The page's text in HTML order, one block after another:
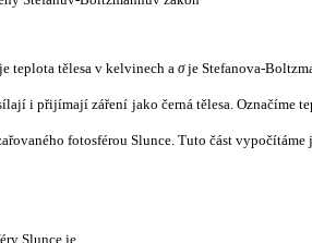
teplota tělesa v kelvinech a σje Stefanova-
i přijímají záření jako černá tělesa. Označíme
fotosférou Slunce. Tuto část
Slunce je